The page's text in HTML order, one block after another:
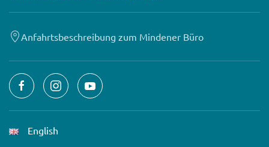
Anfahrtsbeschreibung zum Mindener Büro
English